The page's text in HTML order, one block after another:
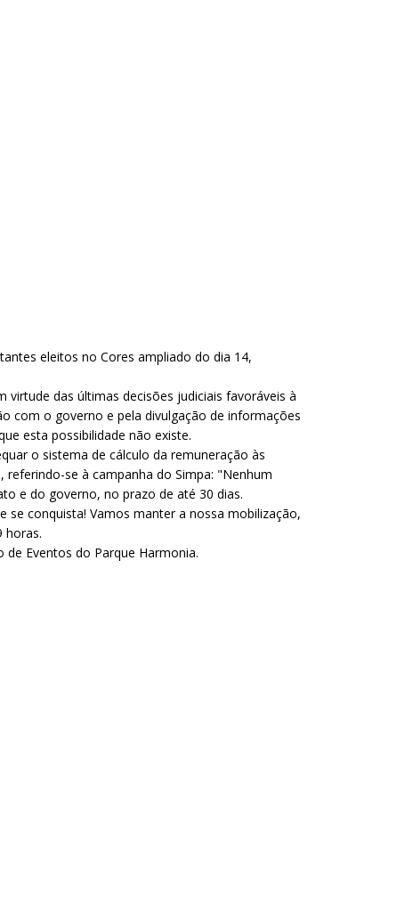
eleitos no Cores ampliado do dia 14,
das últimas decisões judiciais favoráveis à
com o governo e pela divulgação de informações
esta possibilidade não existe.
o sistema de cálculo da remuneração às
se à campanha do Simpa: "Nenhum
e do governo, no prazo de até 30 dias.
conquista! Vamos manter a nossa mobilização,
horas.
Eventos do Parque Harmonia.